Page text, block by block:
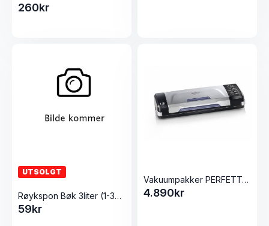
260kr
UTSOLGT
Røykspon Bøk 3liter (1-3mm)
59kr
Vakuumpakker PERFETTA fra Magic Vac
4.890kr